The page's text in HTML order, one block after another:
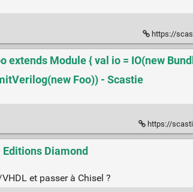
https://
Module { val io = IO(new
Foo)) - Scastie
https://
Diamond
et passer à Chisel ?